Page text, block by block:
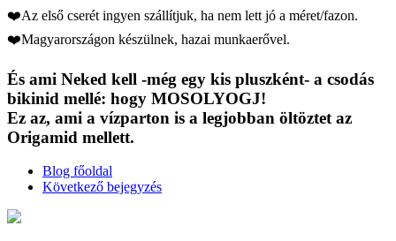
❤️Az első cserét ingyen szállítjuk, ha nem lett jó a méret/fazon.
❤️Magyarországon készülnek, hazai munkaerővel.
És ami Neked kell -még egy kis pluszként- a csodás
bikinid mellé: hogy MOSOLYOGJ!
Ez az, ami a vízparton is a legjobban öltöztet az
Origamid mellett.
Blog főoldal
Következő bejegyzés